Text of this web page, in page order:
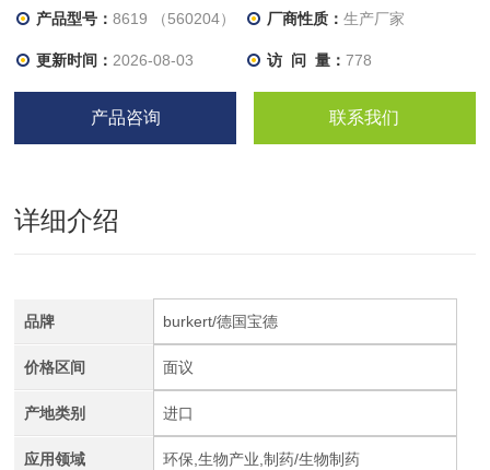
产品型号：8619 （560204） 厂商性质： 生产厂家
更新时间： 2026-08-03 访 问 量： 778
产品咨询 联系我们
详细介绍
品牌 burkert/德国宝德
价格区间 面议
产地类别 进口
应用领域 环保,生物产业,制药/生物制药